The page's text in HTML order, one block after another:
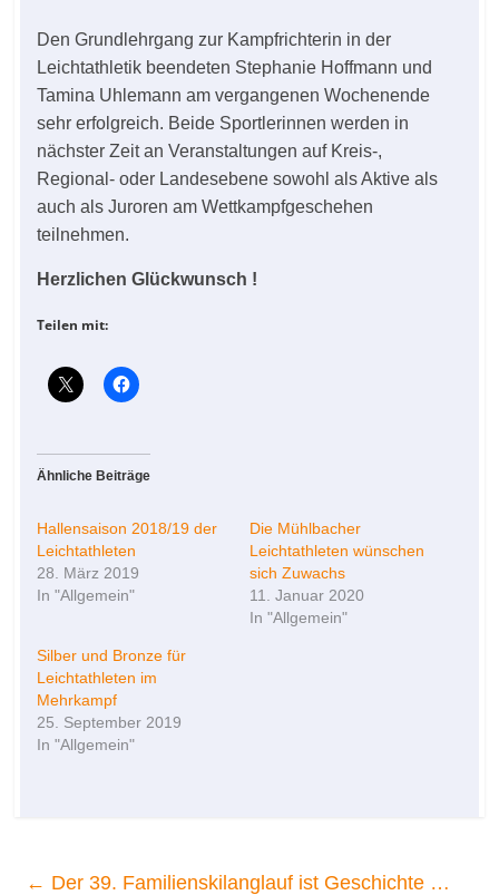
Den Grundlehrgang zur Kampfrichterin in der
Leichtathletik beendeten Stephanie Hoffmann und
Tamina Uhlemann am vergangenen Wochenende
sehr erfolgreich. Beide Sportlerinnen werden in
nächster Zeit an Veranstaltungen auf Kreis-,
Regional- oder Landesebene sowohl als Aktive als
auch als Juroren am Wettkampfgeschehen
teilnehmen.
Herzlichen Glückwunsch !
Teilen mit:
Ähnliche Beiträge
Hallensaison 2018/19 der
Leichtathleten
28. März 2019
In "Allgemein"
Die Mühlbacher
Leichtathleten wünschen
sich Zuwachs
11. Januar 2020
In "Allgemein"
Silber und Bronze für
Leichtathleten im
Mehrkampf
25. September 2019
In "Allgemein"
← Der 39. Familienskilanglauf ist Geschichte …